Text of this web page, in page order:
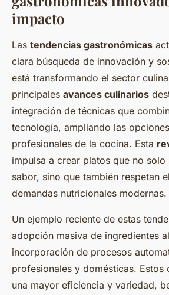
impacto
Las tendencias gastronómicas
clara búsqueda de innovación y
está transformando el sector
principales avances culinarios
integración de técnicas que
tecnología, ampliando las
profesionales de la cocina. Esta
impulsa a crear platos que no
sabor, sino que también respetan
demandas nutricionales modernas.
Un ejemplo reciente de estas
adopción masiva de ingredientes
incorporación de procesos
profesionales y domésticas. Estos
una mayor eficiencia y variedad,